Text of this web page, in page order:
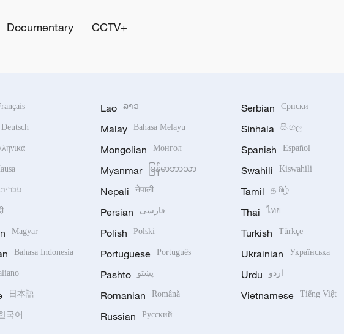
Documentary CCTV+
Deutsch
עברית
Magyar
Bahasa Indonesia
日本語
국어
Lao ລາວ
Malay Bahasa Melayu
Mongolian Монгол
Myanmar မြန်မာဘာသာ
Nepali नेपाली
Persian فارسی
Polish Polski
Portuguese Português
Pashto پښتو
Romanian Română
Russian Русский
Serbian Српски
Sinhala සිංහල
Spanish Español
Swahili Kiswahili
Tamil தமிழ்
Thai ไทย
Turkish Türkçe
Ukrainian Українська
Urdu اردو
Vietnamese Tiếng Việt